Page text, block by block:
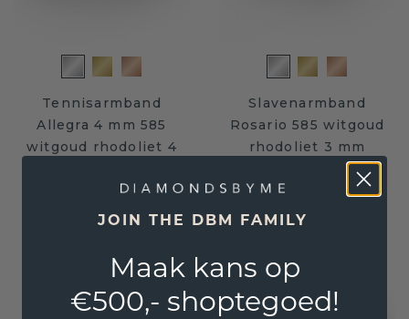
Tennisarmband
Allegra 4 mm 585
witgoud rhodoliet 4
Excl. Tax & BTW
Slavenarmband
Rosario 585 witgoud
rhodoliet 3 mm
Excl. Tax & BTW
JOIN THE DBM FAMILY
Maak kans op
€500,- shoptegoed!